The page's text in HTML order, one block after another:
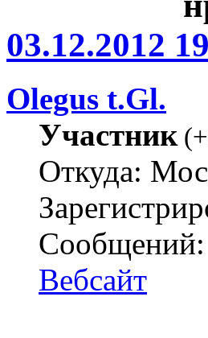
03.12.2012
Olegus t.Gl.
Участник(
Откуда:
Сообщений:
Вебсайт